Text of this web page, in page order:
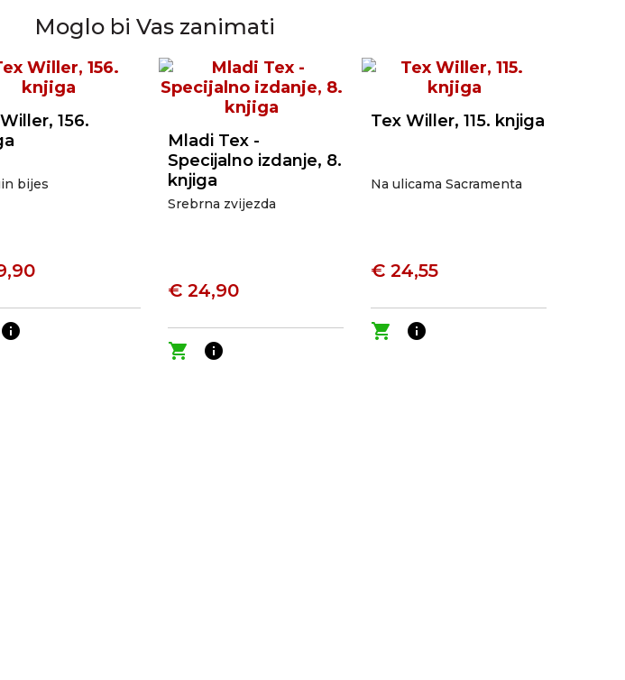
Moglo bi Vas zanimati
156.
bijes
info
Mladi Tex -
Specijalno izdanje, 8.
knjiga
Srebrna zvijezda
€ 24,90
shopping_cart info
Tex Willer, 115. knjiga
Na ulicama Sacramenta
€ 24,55
shopping_cart info